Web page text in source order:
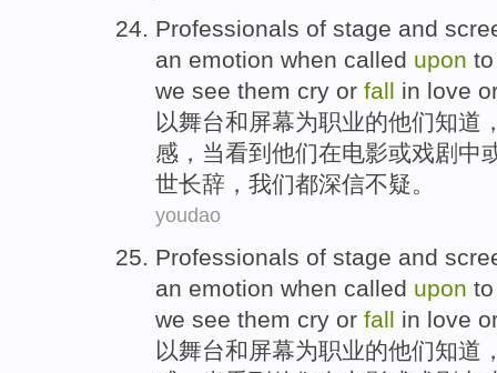
Professionals of stage and
an emotion when called upon
we see them cry or fall in love
以舞台和 屏幕为职业的他们知道
感 ， 当看到 他们在电影或戏剧中
世长辞， 我们都深信不疑。
youdao
Professionals of stage and
an emotion when called upon
we see them cry or fall in love
以舞台和 屏幕为职业的他们知道